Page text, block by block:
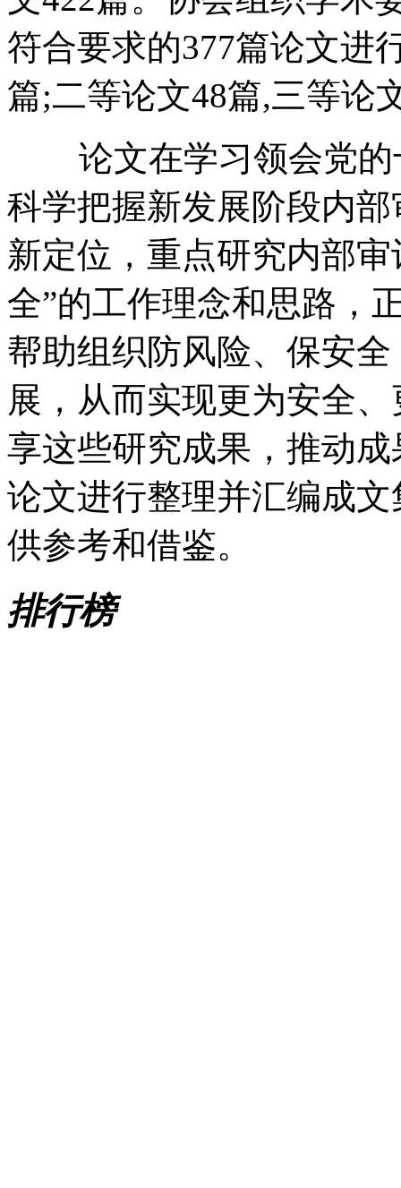
符合要求的377篇论文进
篇;二等论文48篇,三等论
论文在学习领会党的
科学把握新发展阶段内
新定位，重点研究内部
全”的工作理念和思路，
帮助组织防风险、保安
展，从而实现更为安全
享这些研究成果，推动
论文进行整理并汇编成
供参考和借鉴。
排行榜